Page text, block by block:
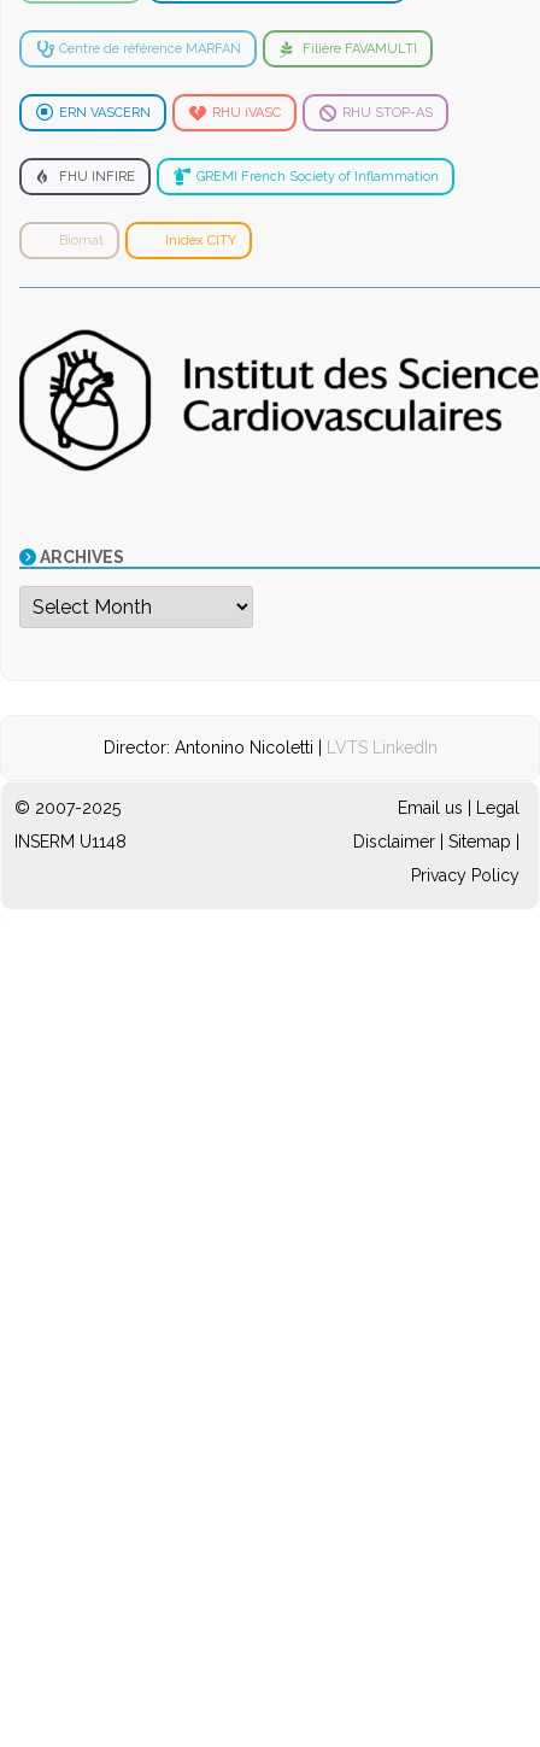
Centre de référence MARFAN Filière FAVAMULTI
ERN VASCERN RHU iVASC RHU STOP-AS
FHU INFIRE GREMI French Society of Inflammation
Biomat Inidex CITY
ARCHIVES
Archives
Director: Antonino Nicoletti | LVTS LinkedIn
© 2007-2025
INSERM U1148
Email us
Legal
Disclaimer| Sitemap
Privacy Policy